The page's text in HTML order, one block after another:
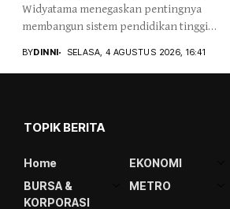
Widyatama menegaskan pentingnya
membangun sistem pendidikan tinggi
BYDINNI SELASA, 4 AGUSTUS 2026, 16:41
TOPIK BERITA
Home
EKONOMI
BURSA &
KORPORASI
METRO